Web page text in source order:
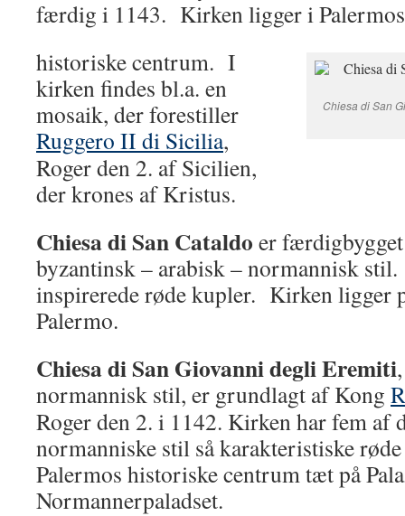
færdig i 1143. Kirken ligger i Palermos
Chiesa di San
historiske centrum. I
kirken findes bl.a. en
mosaik, der forestiller
Ruggero II di Sicilia,
Roger den 2. af Sicilien,
der krones af Kristus.
Chiesa di San Cataldo er
byzantinsk – arabisk – normannisk
inspirerede røde kupler. Kirken ligger
Palermo.
Chiesa di San Giovanni degli Eremiti
normannisk stil, er grundlagt af Kong
Roger den 2. i 1142. Kirken har fem af
normanniske stil så karakteristiske
Palermos historiske centrum tæt på
Normannerpaladset.